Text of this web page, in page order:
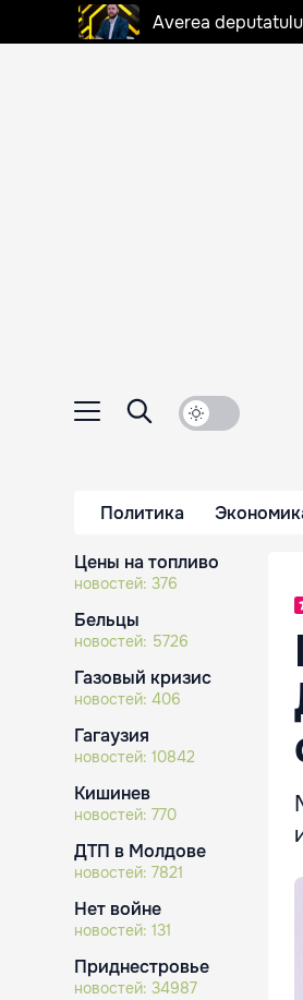
Averea
Политика
Цены на топливо
новостей: 376
Бельцы
новостей: 5726
Газовый кризис
новостей: 406
Гагаузия
новостей: 10842
Кишинев
новостей: 770
ДТП в Молдове
новостей: 7821
Нет войне
новостей: 131
Приднестровье
новостей: 34987